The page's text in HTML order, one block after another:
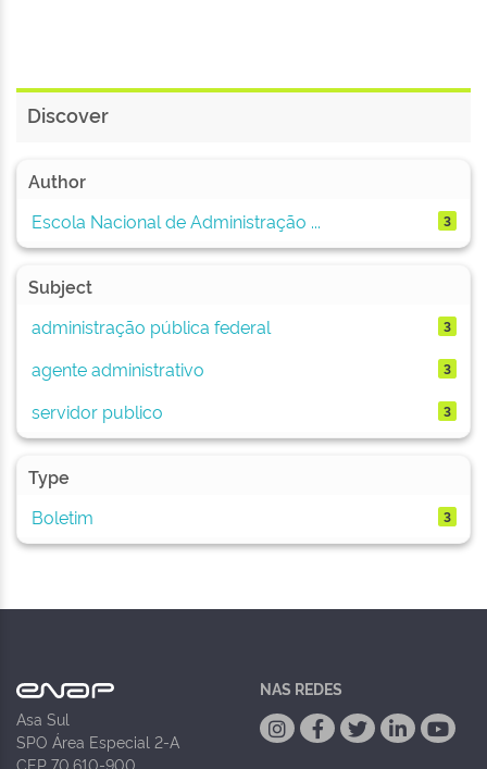
Discover
Author
Escola Nacional de Administração ...
3
Subject
administração pública federal
3
agente administrativo 3
servidor publico 3
Type
Boletim
3
Asa Sul
SPO Área Especial 2-A
CEP 70.610-900
NAS REDES